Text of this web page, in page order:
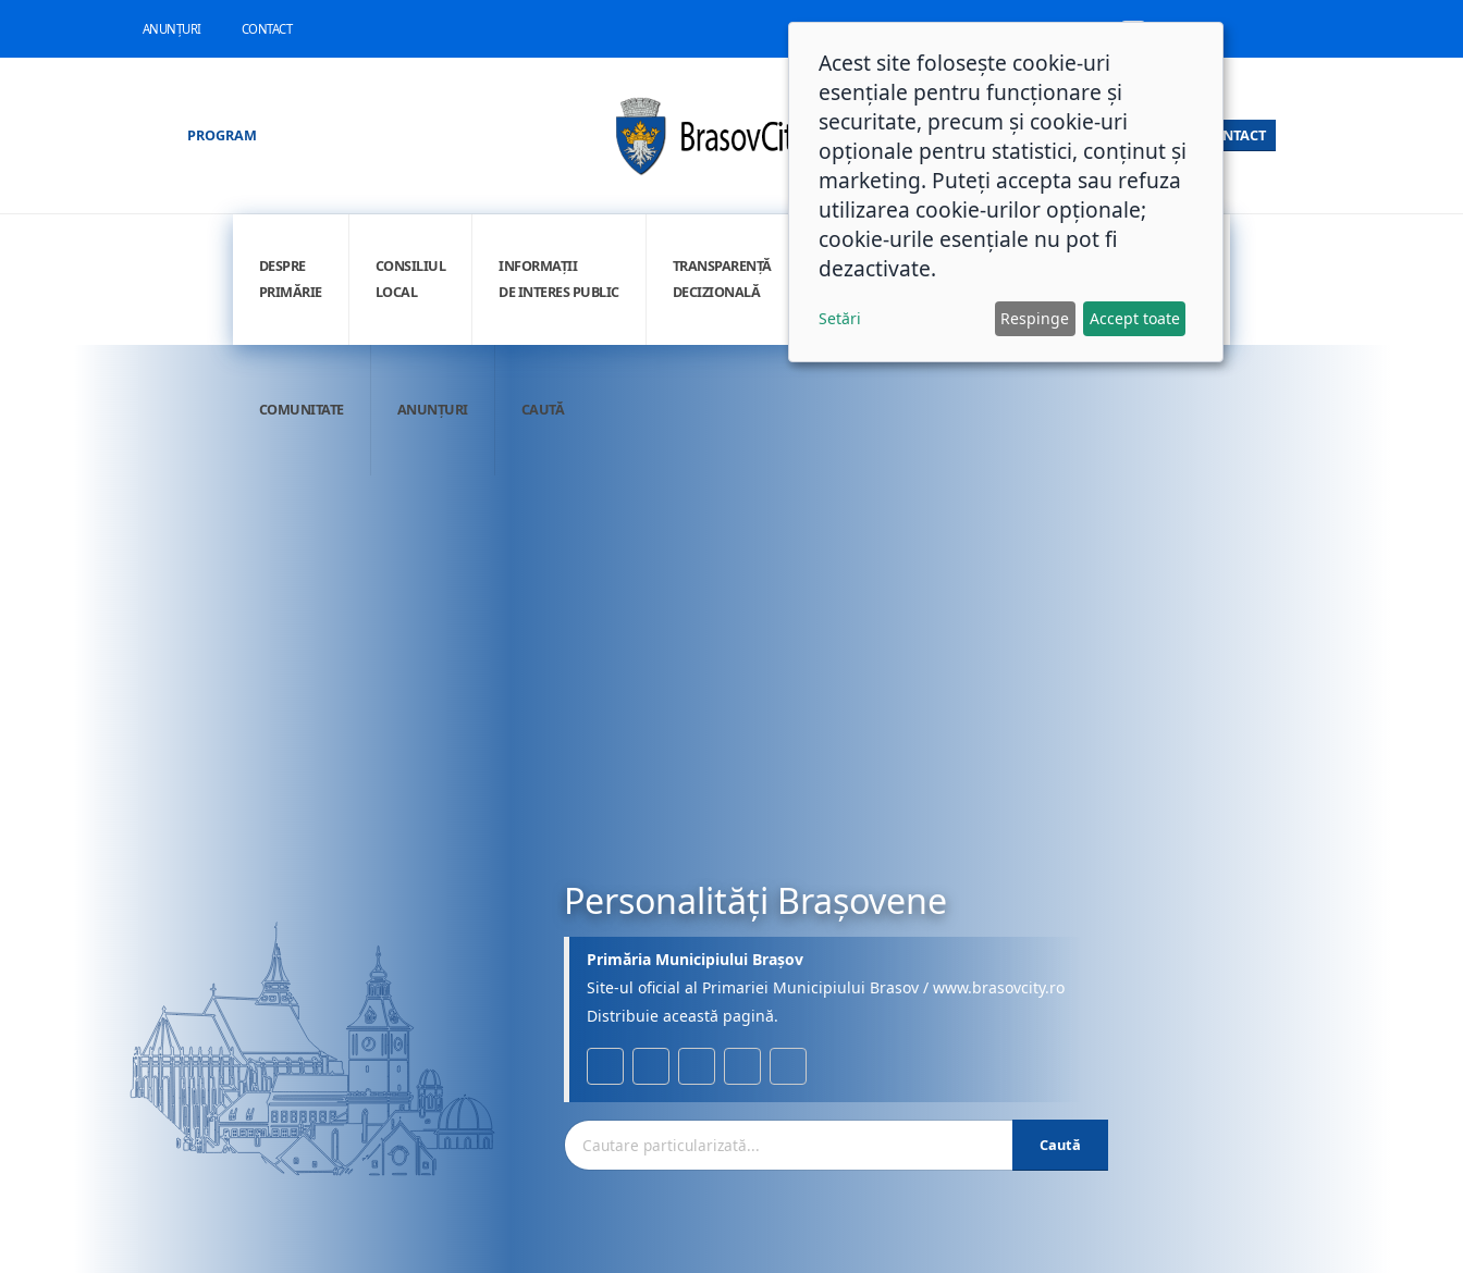
ANUNȚURI CONTACT
PROGRAM CONTACT
DESPRE
PRIMĂRIE
CONSILIUL
LOCAL
INFORMAȚII
DE INTERES PUBLIC
TRANSPARENȚĂ
DECIZIONALĂ
INTEGRITATE
COMUNITATE ANUNȚURI CAUTĂ
Personalități Brașovene
Primăria Municipiului Brașov
Site-ul oficial al Primariei Municipiului Brasov / www.brasovcity.ro
Distribuie această pagină.
Caută
Acest site folosește cookie-uri
esențiale pentru funcționare și
securitate, precum și cookie-uri
opționale pentru statistici, conținut și
marketing. Puteți accepta sau refuza
utilizarea cookie-urilor opționale;
cookie-urile esențiale nu pot fi
dezactivate.
Setări Respinge Accept toate